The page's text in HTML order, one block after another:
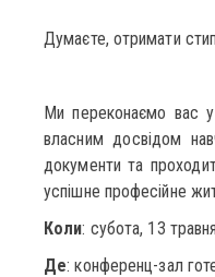
Думаєте, отримати
Ми переконаємо вас
власним досвідом
документи та
успішне професійне
Коли: субота, 13
Де: конференц-зал